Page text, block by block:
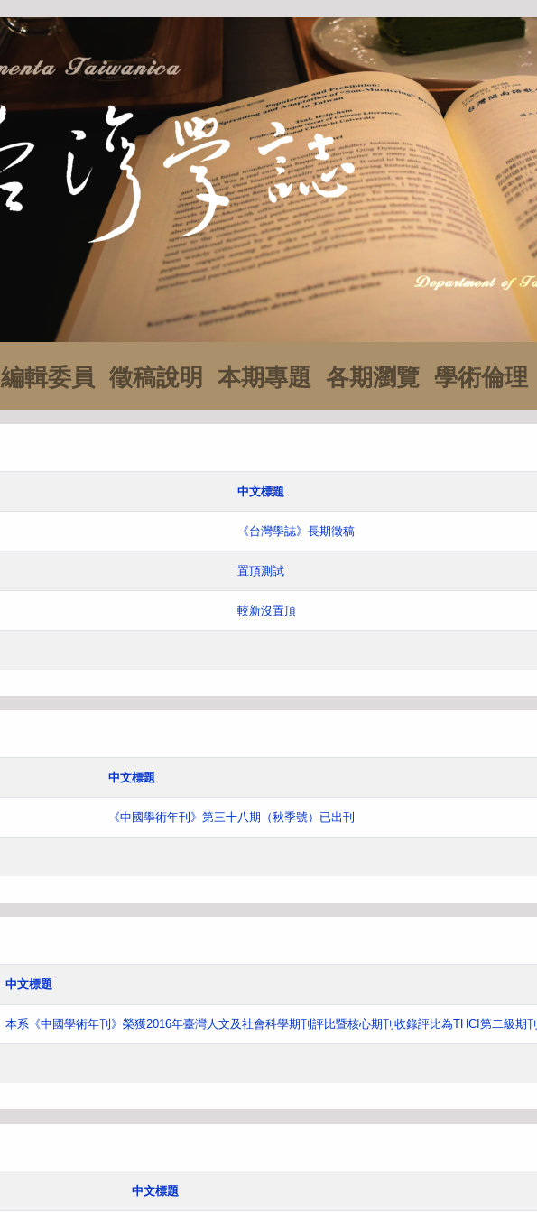
編輯委員 徵稿說明 本期專題 各期瀏覽 學術倫理
中文標題
《台灣學誌》長期徵稿
置頂測試
較新沒置頂
中文標題
《中國學術年刊》第三十八期（秋季號）已出刊
中文標題
本系《中國學術年刊》榮獲2016年臺灣人文及社會科學期刊評比暨核心期刊收錄評比為THCI第二級期刊
中文標題